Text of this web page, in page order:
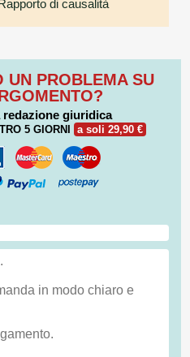
di causalità
UN PROBLEMA SU
giuridica
5 GIORNI a soli 29,90 €